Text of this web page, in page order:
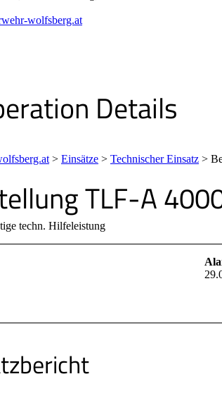
wolfsberg.at
Details
> Einsätze > Technischer Einsatz >
TLF-A
techn. Hilfeleistung